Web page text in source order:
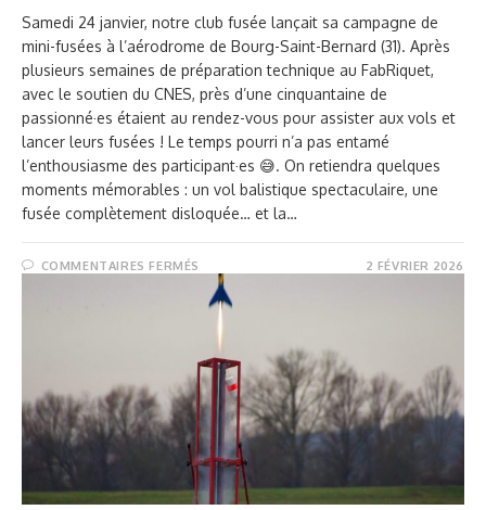
Samedi 24 janvier, notre club fusée lançait sa campagne de
mini-fusées à l’aérodrome de Bourg-Saint-Bernard (31). Après
plusieurs semaines de préparation technique au FabRiquet,
avec le soutien du CNES, près d’une cinquantaine de
passionné·es étaient au rendez-vous pour assister aux vols et
lancer leurs fusées ! Le temps pourri n’a pas entamé
l’enthousiasme des participant·es 😅. On retiendra quelques
moments mémorables : un vol balistique spectaculaire, une
fusée complètement disloquée… et la…
COMMENTAIRES FERMÉS 2 FÉVRIER 2026